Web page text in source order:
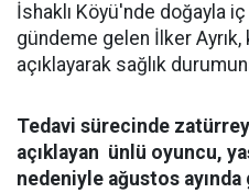
İshaklı Köyü'nde doğayla
gündeme gelen İlker
açıklayarak sağlık
Tedavi sürecinde
açıklayan ünlü oyuncu,
nedeniyle ağustos